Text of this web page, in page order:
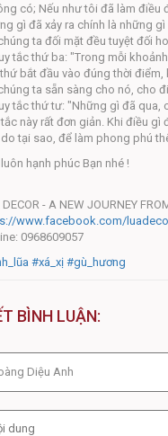
có; Nếu như tôi đã làm điều
gì đã xảy ra chính là những
ta đối mặt đều tuyệt đối
tắc thứ ba: "Trong mỗi
bắt đầu vào đúng thời điểm,
ta sẵn sàng cho nó, cho
tắc thứ tư: "Những gì đã qua,
tắc này rất đơn giản. Khi điều
do tại sao, để làm phong phú
hạnh phúc Bạn nhé !
DECOR - A NEW JOURNEY
www.facebook.com/
0968609057
#xá_xị #gù_hương
BÌNH LUẬN: